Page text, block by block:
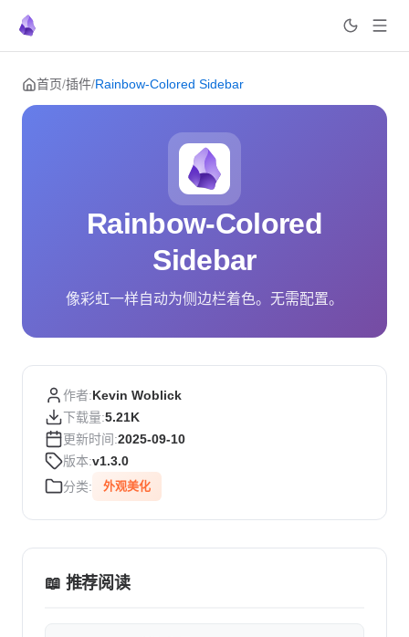
Skip to content
首页/插件/Rainbow-Colored Sidebar
Rainbow-Colored
Sidebar
像彩虹一样自动为侧边栏着色。无需配置。
作者:Kevin Woblick
下载量:5.21K
更新时间:2025-09-10
版本:v1.3.0
分类:
外观美化
📖 推荐阅读